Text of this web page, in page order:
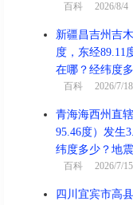
百科 2026/8/
新疆昌吉州吉
度，东经89.11
在哪？经纬度
百科 2026/7/
青海海西州直
95.46度）发生
纬度多少？地
百科 2026/7/
四川宜宾市高